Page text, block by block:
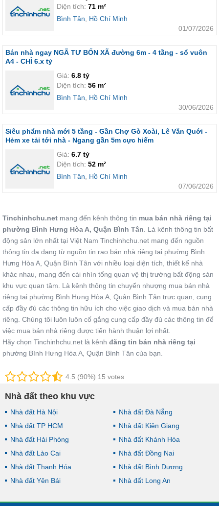
Diện tích: 71 m²
Bình Tân
Hồ Chí Minh
01/07/2026
Bán nhà ngay NGÃ TƯ BỐN XÃ đường 6m - 4 tầng - sổ vuôn
A4 - CHỈ 6.x tỷ
Giá: 6.8 tỷ
Diện tích: 56 m²
Bình Tân
Hồ Chí Minh
30/06/2026
Siêu phẩm nhà mới 5 tầng - Gần Chợ Gò Xoài, Lê Văn Quới -
Hẻm xe tải tới nhà - Ngang gần 5m cực hiếm
Giá: 6.7 tỷ
Diện tích: 52 m²
Bình Tân
Hồ Chí Minh
07/06/2026
Tinchinhchu.net mang đến kênh thông tin mua bán nhà riêng tại
phường Bình Hưng Hòa A, Quận Bình Tân . Là kênh thông tin bất
động sản lớn nhất tại Việt Nam Tinchinhchu.net mang đến nguồn
thông tin đa dạng từ nguồn tin rao bán nhà riêng tại phường Bình
Hưng Hòa A, Quận Bình Tân với nhiều loại diện tích, thiết kế nhà
khác nhau, mang đến cái nhìn tổng quan vệ thị trường bất động sản
khu vực quan tâm. Là kênh thông tin chuyển nhượng mua bán nhà
riêng tại phường Bình Hưng Hòa A, Quận Bình Tân trực quan, cung
cấp đầy đủ các thông tin hữu ích cho việc giao dịch và mua bán nhà
riêng. Chúng tôi luôn luôn cố gắng cung cấp đầy đủ các thông tin để
việc mua bán nhà riêng được tiến hành thuận lợi nhất.
Hãy chọn Tinchinhchu.net là kênh đăng tin bán nhà riêng tại
phường Bình Hưng Hòa A, Quận Bình Tân của bạn.
4.5 (90%) 15 votes
Nhà đất theo khu vực
Nhà đất Hà Nội
Nhà đất TP HCM
Nhà đất Hải Phòng
Nhà đất Lào Cai
Nhà đất Thanh Hóa
Nhà đất Yên Bái
Nhà đất Đà Nẵng
Nhà đất Kiên Giang
Nhà đất Khánh Hòa
Nhà đất Đồng Nai
Nhà đất Bình Dương
Nhà đất Long An